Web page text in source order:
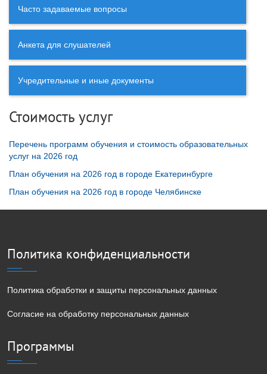
Часто задаваемые вопросы
Анкета для слушателей
Учредительные и иные документы
Стоимость услуг
Перечень программ обучения и стоимость образовательных
услуг на 2026 год
План обучения на 2026 год в городе Екатеринбурге
План обучения на 2026 год в городе Челябинске
Политика конфиденциальности
Политика обработки и защиты персональных данных
Согласие на обработку персональных данных
Программы